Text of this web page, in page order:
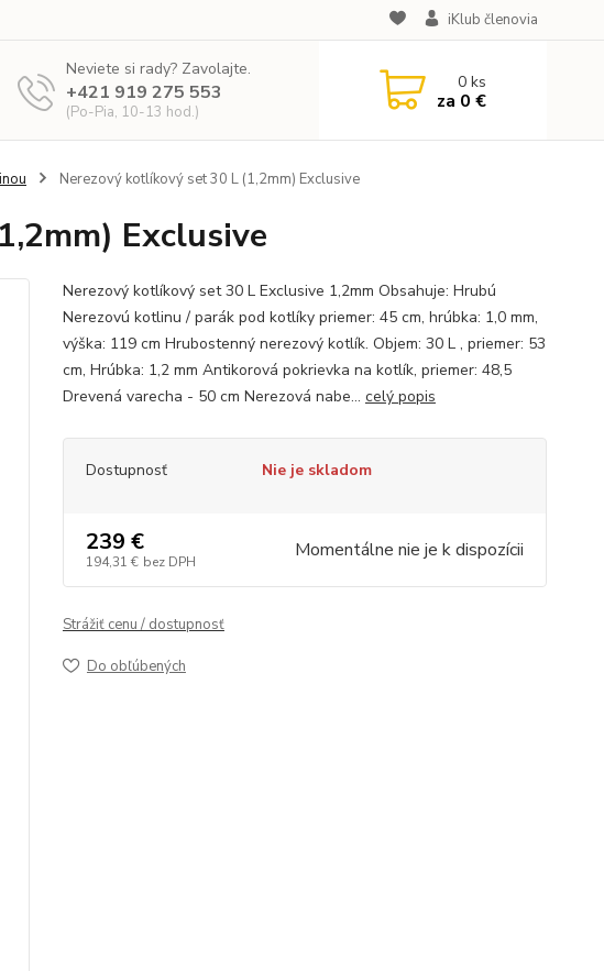
iKlub členovia
Neviete si rady? Zavolajte.
+421 919 275 553
(Po-Pia, 10-13 hod.)
0ks
za 0 €
Nerezový kotlíkový set 30 L (1,2mm) Exclusive
Exclusive
Nerezový kotlíkový set 30 L Exclusive 1,2mm Obsahuje: Hrubú
Nerezovú kotlinu / parák pod kotlíky priemer: 45 cm, hrúbka: 1,0 mm,
výška: 119 cm Hrubostenný nerezový kotlík. Objem: 30 L , priemer: 53
cm, Hrúbka: 1,2 mm Antikorová pokrievka na kotlík, priemer: 48,5
Drevená varecha - 50 cm Nerezová nabe... celý popis
Dostupnosť Nie je skladom
239 €
194,31 € bez DPH Momentálne nie je k dispozícii
Strážiť cenu / dostupnosť
Do obľúbených